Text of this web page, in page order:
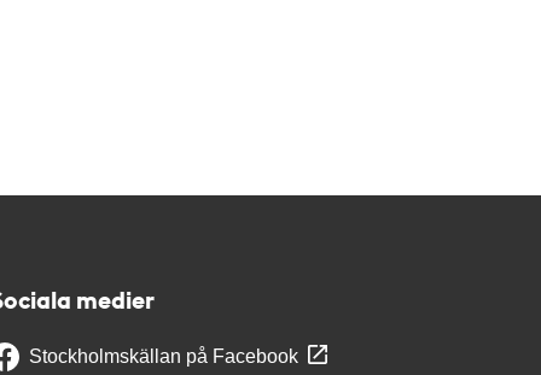
medier
Stockholmskällan på Facebook